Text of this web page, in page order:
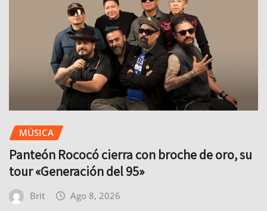
MÚSICA
Panteón Rococó cierra con broche de oro, su
tour «Generación del 95»
Brit Ago 8, 2026